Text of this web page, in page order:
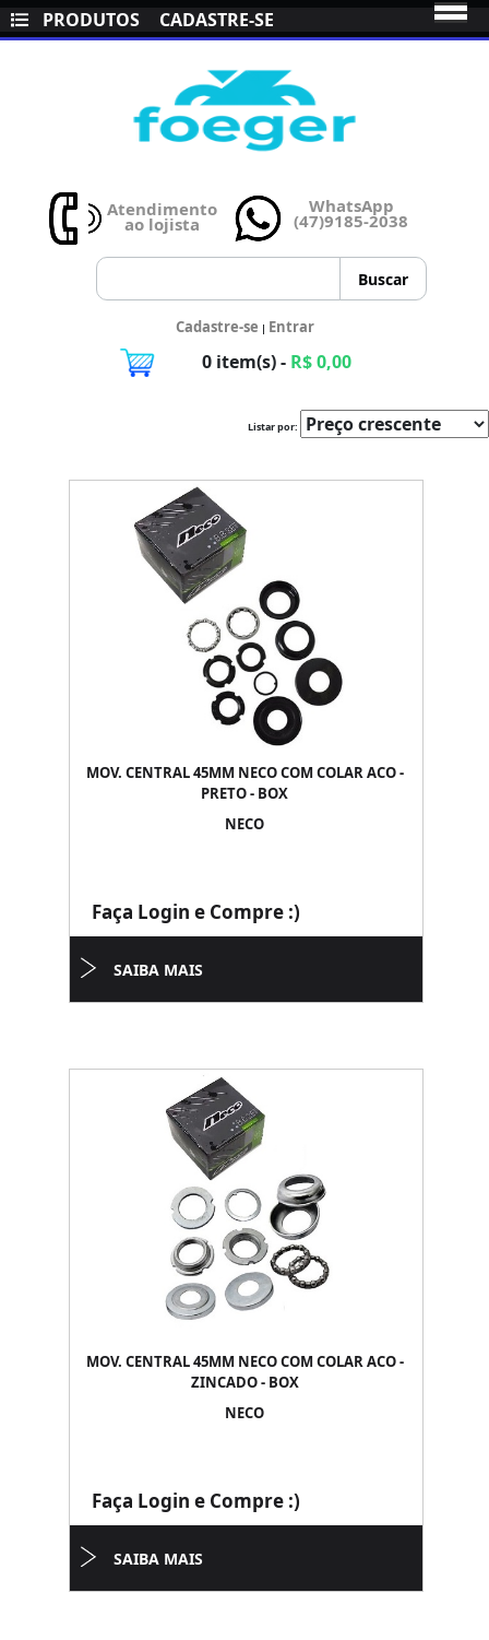
PRODUTOS CADASTRE-SE
Atendimento
ao lojista
WhatsApp
(47)9185-2038
Cadastre-se | Entrar
0 item(s) - R$ 0,00
Listar por:
MOV. CENTRAL 45MM NECO COM COLAR ACO -
PRETO - BOX
NECO
Faça Login e Compre :)
SAIBA MAIS
MOV. CENTRAL 45MM NECO COM COLAR ACO -
ZINCADO - BOX
NECO
Faça Login e Compre :)
SAIBA MAIS